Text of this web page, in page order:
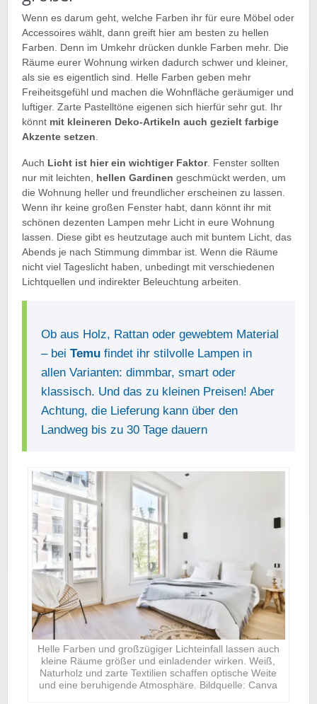
Wenn es darum geht, welche Farben ihr für eure Möbel oder
Accessoires wählt, dann greift hier am besten zu hellen
Farben. Denn im Umkehr drücken dunkle Farben mehr. Die
Räume eurer Wohnung wirken dadurch schwer und kleiner,
als sie es eigentlich sind. Helle Farben geben mehr
Freiheitsgefühl und machen die Wohnfläche geräumiger und
luftiger. Zarte Pastelltöne eigenen sich hierfür sehr gut. Ihr
könnt mit kleineren Deko-Artikeln auch gezielt farbige
Akzente setzen.
Auch Licht ist hier ein wichtiger Faktor. Fenster sollten
nur mit leichten, hellen Gardinen geschmückt werden, um
die Wohnung heller und freundlicher erscheinen zu lassen.
Wenn ihr keine großen Fenster habt, dann könnt ihr mit
schönen dezenten Lampen mehr Licht in eure Wohnung
lassen. Diese gibt es heutzutage auch mit buntem Licht, das
Abends je nach Stimmung dimmbar ist. Wenn die Räume
nicht viel Tageslicht haben, unbedingt mit verschiedenen
Lichtquellen und indirekter Beleuchtung arbeiten.
Ob aus Holz, Rattan oder gewebtem Material
– beiTemu findet ihr stilvolle Lampen in
allen Varianten: dimmbar, smart oder
klassisch. Und das zu kleinen Preisen! Aber
Achtung, die Lieferung kann über den
Landweg bis zu 30 Tage dauern
Helle Farben und großzügiger Lichteinfall lassen auch
kleine Räume größer und einladender wirken. Weiß,
Naturholz und zarte Textilien schaffen optische Weite
und eine beruhigende Atmosphäre. Bildquelle: Canva